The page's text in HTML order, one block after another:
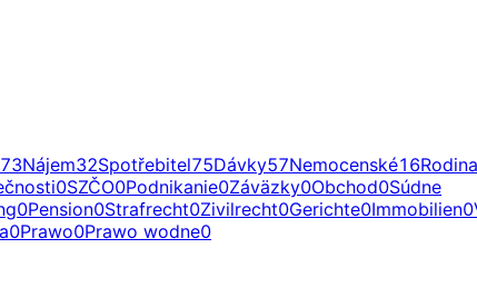
Nájem32Spotřebitel75Dávky57Nemocenské16Rodina
0SZČO0Podnikanie0Záväzky0Obchod0Súdne
0Pension0Strafrecht0Zivilrecht0Gerichte0Immobilien0
0Prawo0Prawo wodne0